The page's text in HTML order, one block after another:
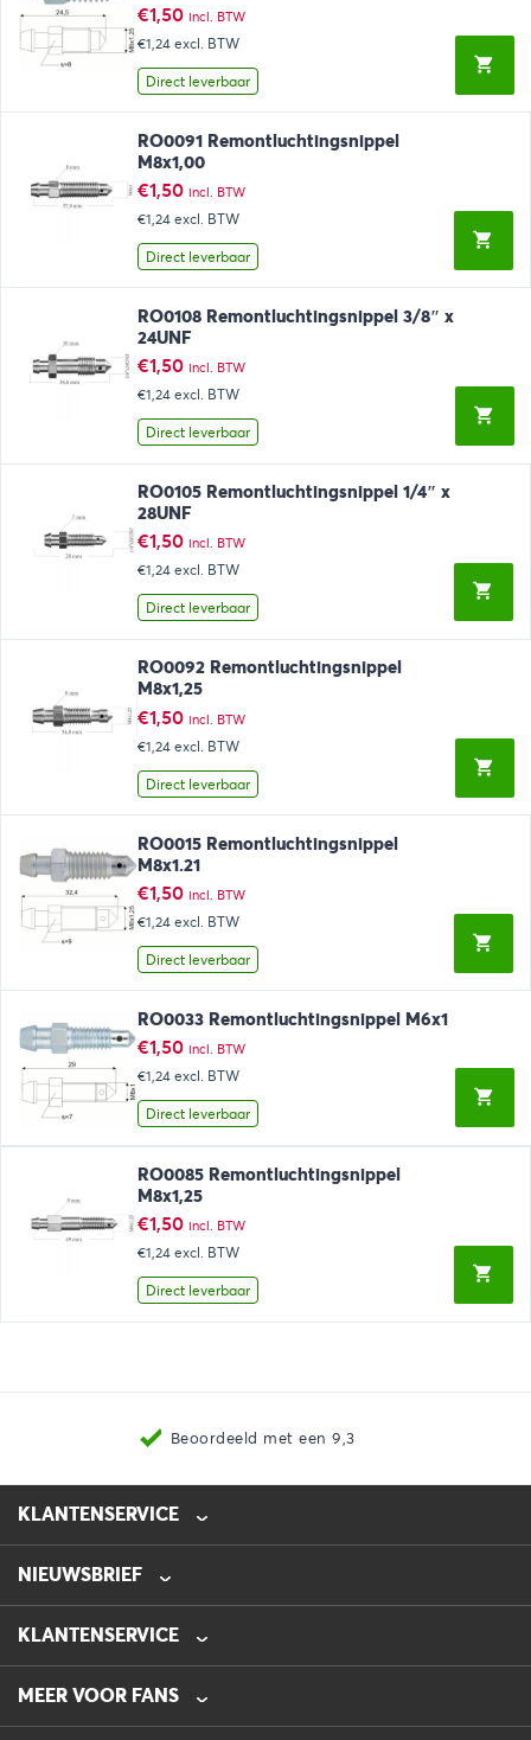
€1,50 incl. BTW
€1,24 excl. BTW
Direct leverbaar
RO0091 Remontluchtingsnippel
M8x1,00
€1,50 incl. BTW
€1,24 excl. BTW
Direct leverbaar
RO0108 Remontluchtingsnippel 3/8″ x
24UNF
€1,50 incl. BTW
€1,24 excl. BTW
Direct leverbaar
RO0105 Remontluchtingsnippel 1/4″ x
28UNF
€1,50 incl. BTW
€1,24 excl. BTW
Direct leverbaar
RO0092 Remontluchtingsnippel
M8x1,25
€1,50 incl. BTW
€1,24 excl. BTW
Direct leverbaar
RO0015 Remontluchtingsnippel
M8x1.21
€1,50 incl. BTW
€1,24 excl. BTW
Direct leverbaar
RO0033 Remontluchtingsnippel M6x1
€1,50 incl. BTW
€1,24 excl. BTW
Direct leverbaar
RO0085 Remontluchtingsnippel
M8x1,25
€1,50 incl. BTW
€1,24 excl. BTW
Direct leverbaar
Beoordeeld met een 9,3
KLANTENSERVICE
0475-218632
info@automotive-line.nl
NIEUWSBRIEF
KLANTENSERVICE
Bestellen
Betalen
Verzenden
MEER VOOR FANS
Veelgestelde vragen – FAQ